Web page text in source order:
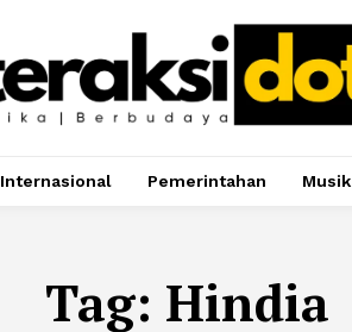
Internasional Pemerintahan Musik
Tag: Hindia